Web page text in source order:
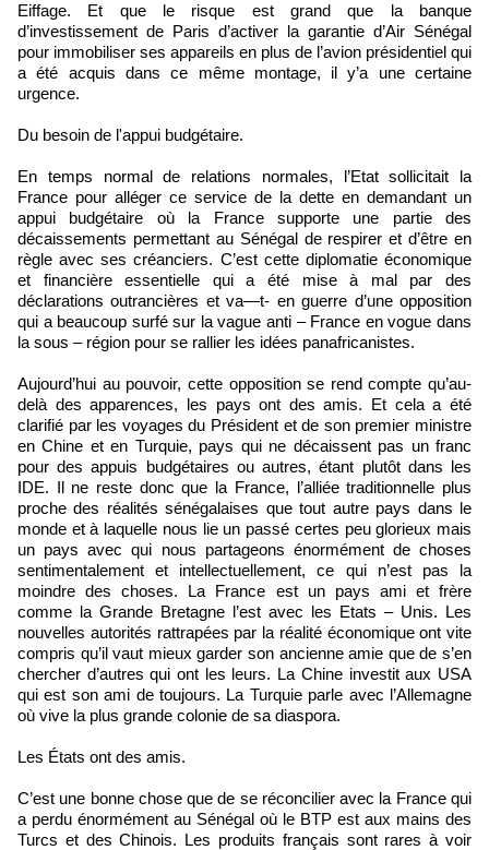
Eiffage. Et que le risque est grand que la banque
d’investissement de Paris d’activer la garantie d’Air Sénégal
pour immobiliser ses appareils en plus de l’avion présidentiel qui
a été acquis dans ce même montage, il y’a une certaine
urgence.
Du besoin de l'appui budgétaire.
En temps normal de relations normales, l’Etat sollicitait la
France pour alléger ce service de la dette en demandant un
appui budgétaire où la France supporte une partie des
décaissements permettant au Sénégal de respirer et d’être en
règle avec ses créanciers. C’est cette diplomatie économique
et financière essentielle qui a été mise à mal par des
déclarations outrancières et va—t- en guerre d’une opposition
qui a beaucoup surfé sur la vague anti – France en vogue dans
la sous – région pour se rallier les idées panafricanistes.
Aujourd’hui au pouvoir, cette opposition se rend compte qu’au-
delà des apparences, les pays ont des amis. Et cela a été
clarifié par les voyages du Président et de son premier ministre
en Chine et en Turquie, pays qui ne décaissent pas un franc
pour des appuis budgétaires ou autres, étant plutôt dans les
IDE. Il ne reste donc que la France, l’alliée traditionnelle plus
proche des réalités sénégalaises que tout autre pays dans le
monde et à laquelle nous lie un passé certes peu glorieux mais
un pays avec qui nous partageons énormément de choses
sentimentalement et intellectuellement, ce qui n’est pas la
moindre des choses. La France est un pays ami et frère
comme la Grande Bretagne l’est avec les Etats – Unis. Les
nouvelles autorités rattrapées par la réalité économique ont vite
compris qu’il vaut mieux garder son ancienne amie que de s’en
chercher d’autres qui ont les leurs. La Chine investit aux USA
qui est son ami de toujours. La Turquie parle avec l’Allemagne
où vive la plus grande colonie de sa diaspora.
Les États ont des amis.
C’est une bonne chose que de se réconcilier avec la France qui
a perdu énormément au Sénégal où le BTP est aux mains des
Turcs et des Chinois. Les produits français sont rares à voir